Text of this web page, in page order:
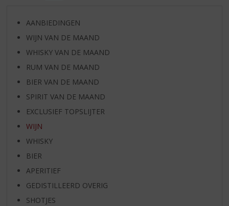
AANBIEDINGEN
WIJN VAN DE MAAND
WHISKY VAN DE MAAND
RUM VAN DE MAAND
BIER VAN DE MAAND
SPIRIT VAN DE MAAND
EXCLUSIEF TOPSLIJTER
WIJN
WHISKY
BIER
APERITIEF
GEDISTILLEERD OVERIG
SHOTJES